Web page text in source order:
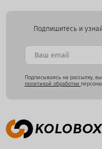
Подпишитесь и
Подписываясь на рассылку,
политикой обработки